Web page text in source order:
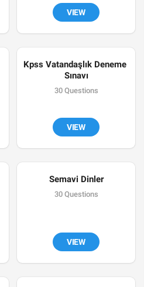
VIEW
Kpss Vatandaşlık Deneme
Sınavı
30 Questions
VIEW
Semavi Dinler
30 Questions
VIEW